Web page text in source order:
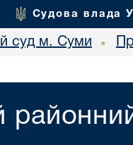
Судова влада
суд м. Суми •